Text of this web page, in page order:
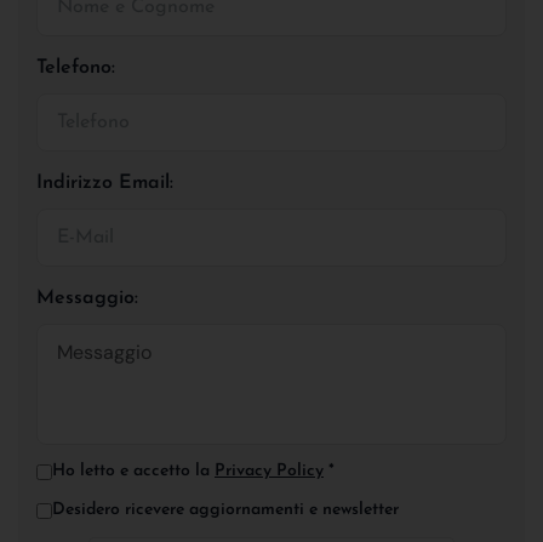
Telefono:
Indirizzo Email:
Messaggio:
Ho letto e accetto la Privacy Policy *
Desidero ricevere aggiornamenti e newsletter